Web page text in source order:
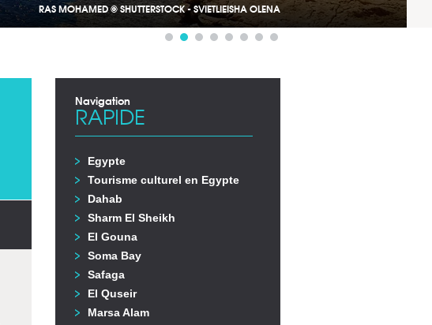
RAS MOHAMED © SHUTTERSTOCK - SVIETLIEISHA OLENA
Navigation
RAPIDE
Egypte
Tourisme culturel en Egypte
Dahab
Sharm El Sheikh
El Gouna
Soma Bay
Safaga
El Quseir
Marsa Alam